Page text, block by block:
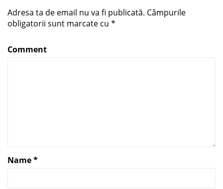
Adresa ta de email nu va fi publicată. Câmpurile
obligatorii sunt marcate cu *
Comment
Name*